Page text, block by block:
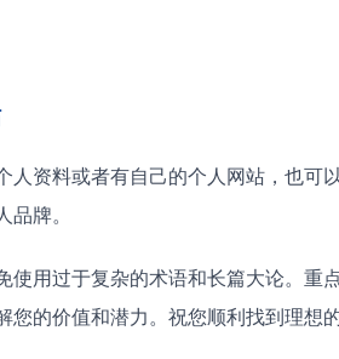
人资料或者有自己的个人网站，也可
牌。
使用过于复杂的术语和长篇大论。重
的价值和潜力。祝您顺利找到理想